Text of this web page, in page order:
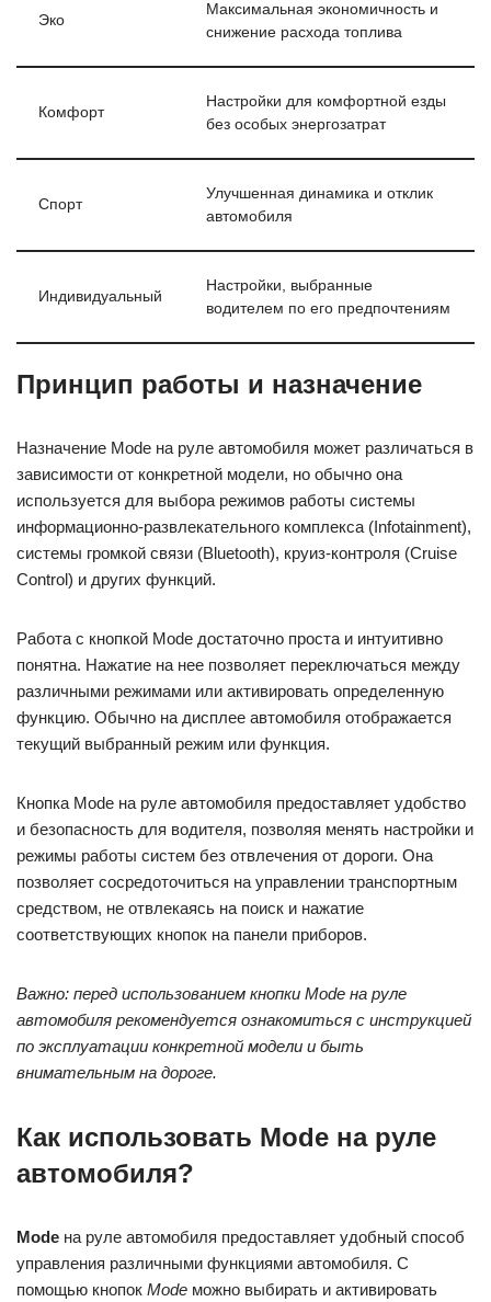
Эко
Максимальная экономичность и
снижение расхода топлива
Комфорт
Настройки для комфортной езды
без особых энергозатрат
Спорт
Улучшенная динамика и отклик
автомобиля
Индивидуальный
Настройки, выбранные
водителем по его предпочтениям
Принцип работы и назначение
Назначение Mode на руле автомобиля может различаться в
зависимости от конкретной модели, но обычно она
используется для выбора режимов работы системы
информационно-развлекательного комплекса (Infotainment),
системы громкой связи (Bluetooth), круиз-контроля (Cruise
Control) и других функций.
Работа с кнопкой Mode достаточно проста и интуитивно
понятна. Нажатие на нее позволяет переключаться между
различными режимами или активировать определенную
функцию. Обычно на дисплее автомобиля отображается
текущий выбранный режим или функция.
Кнопка Mode на руле автомобиля предоставляет удобство
и безопасность для водителя, позволяя менять настройки и
режимы работы систем без отвлечения от дороги. Она
позволяет сосредоточиться на управлении транспортным
средством, не отвлекаясь на поиск и нажатие
соответствующих кнопок на панели приборов.
Важно: перед использованием кнопки Mode на руле
автомобиля рекомендуется ознакомиться с инструкцией
по эксплуатации конкретной модели и быть
внимательным на дороге.
Как использовать Mode на руле
автомобиля?
Mode на руле автомобиля предоставляет удобный способ
управления различными функциями автомобиля. С
помощью кнопок Mode можно выбирать и активировать